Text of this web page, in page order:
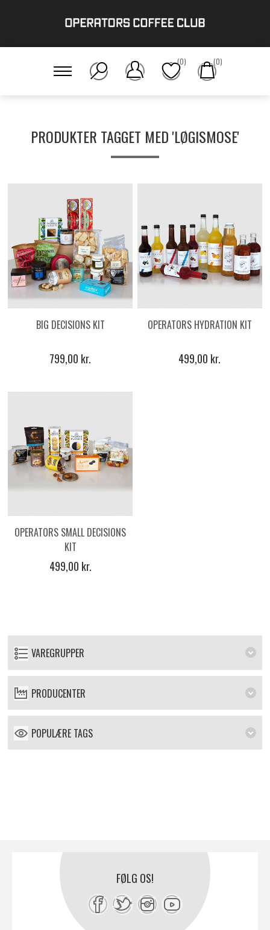
(0) (0)
PRODUKTER TAGGET MED 'LØGISMOSE'
BIG DECISIONS KIT
799,00 kr.
OPERATORS HYDRATION KIT
499,00 kr.
OPERATORS SMALL DECISIONS
KIT
499,00 kr.
VAREGRUPPER
PRODUCENTER
POPULÆRE TAGS
FØLG OS!